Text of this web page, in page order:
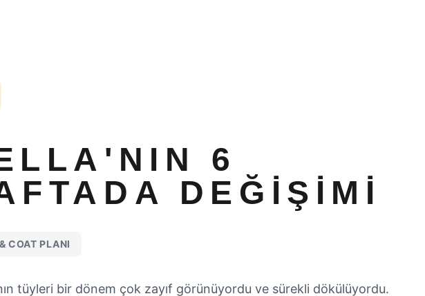
6
DEĞIŞIMI
COAT PLANI
tüyleri bir dönem çok zayıf görünüyordu ve sürekli dökülüyordu.